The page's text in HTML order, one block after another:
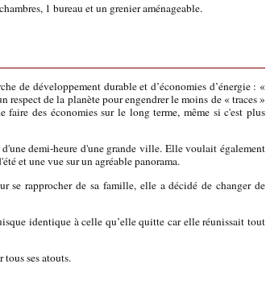
1 bureau et un grenier aménageable.
de développement durable et d’économies d’énergie : «
de la planète pour engendrer le moins de « traces »
faire des économies sur le long terme, même si c'est plus
demi-heure d'une grande ville. Elle voulait également
et une vue sur un agréable panorama.
se rapprocher de sa famille, elle a décidé de changer de
identique à celle qu’elle quitte car elle réunissait tout
tous ses atouts.